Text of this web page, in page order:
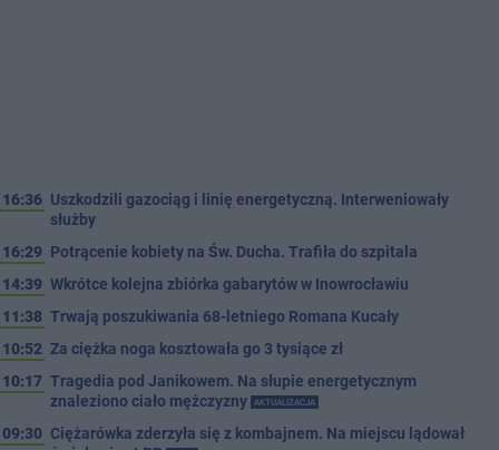
16:36 Uszkodzili gazociąg i linię energetyczną. Interweniowały
służby
16:29 Potrącenie kobiety na Św. Ducha. Trafiła do szpitala
14:39 Wkrótce kolejna zbiórka gabarytów w Inowrocławiu
11:38 Trwają poszukiwania 68-letniego Romana Kucały
10:52 Za ciężka noga kosztowała go 3 tysiące zł
10:17 Tragedia pod Janikowem. Na słupie energetycznym
znaleziono ciało mężczyzny
AKTUALIZACJA
09:30 Ciężarówka zderzyła się z kombajnem. Na miejscu lądował